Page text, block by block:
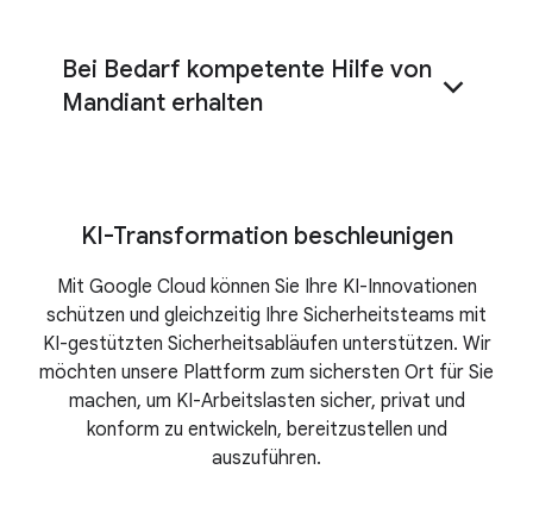
Google Unified Security
Basis
Souveränität
Bei Bedarf kompetente Hilfe von
Mandiant erhalten
Incident Response Beratung
KI-Transformation beschleunigen
Mit Google Cloud können Sie Ihre KI-Innovationen
schützen und gleichzeitig Ihre Sicherheitsteams mit
KI-gestützten Sicherheitsabläufen unterstützen. Wir
möchten unsere Plattform zum sichersten Ort für Sie
machen, um KI-Arbeitslasten sicher, privat und
konform zu entwickeln, bereitzustellen und
auszuführen.